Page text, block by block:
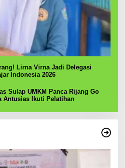
Lirna Virna Jadi Delegasi
Indonesia 2026
Sulap UMKM Panca Rijang Go
Antusias Ikuti Pelatihan